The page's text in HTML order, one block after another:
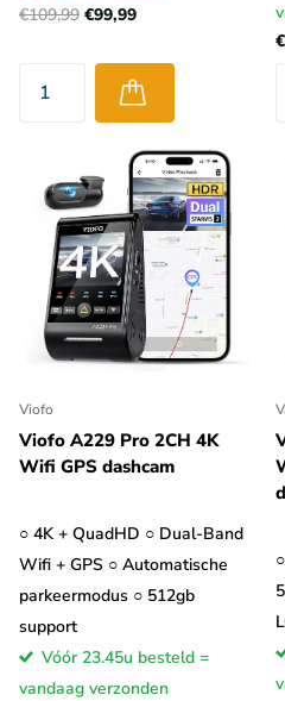
€109,99 €99,99
Viofo
Viofo A229 Pro 2CH 4K
Wifi GPS dashcam
○ 4K + QuadHD ○ Dual-Band
Wifi + GPS ○ Automatische
parkeermodus ○ 512gb
support
Vóór 23.45u besteld =
vandaag verzonden